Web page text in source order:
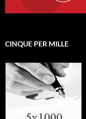
CINQUE PER MILLE